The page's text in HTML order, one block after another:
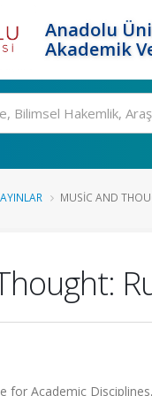
Anadolu
Akademik
MUSIC AND
for Academic